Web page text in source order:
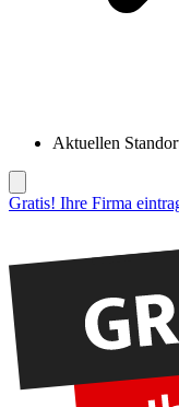
Aktuellen
Gratis! Ihre Firma